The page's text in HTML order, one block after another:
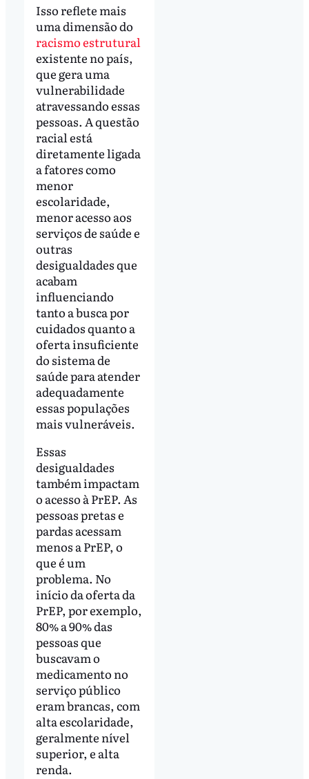
Isso reflete mais
uma dimensão do
racismo estrutural
existente no país,
que gera uma
vulnerabilidade
atravessando essas
pessoas. A questão
racial está
diretamente ligada
a fatores como
menor
escolaridade,
menor acesso aos
serviços de saúde e
outras
desigualdades que
acabam
influenciando
tanto a busca por
cuidados quanto a
oferta insuficiente
do sistema de
saúde para atender
adequadamente
essas populações
mais vulneráveis.
Essas
desigualdades
também impactam
o acesso à PrEP. As
pessoas pretas e
pardas acessam
menos a PrEP, o
que é um
problema. No
início da oferta da
PrEP, por exemplo,
80% a 90% das
pessoas que
buscavam o
medicamento no
serviço público
eram brancas, com
alta escolaridade,
geralmente nível
superior, e alta
renda.